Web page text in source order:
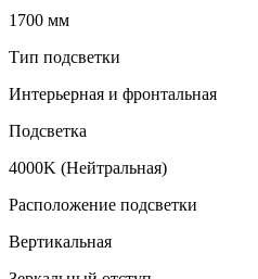
1700 мм
Тип подсветки
Интерьерная и фронтальная
Подсветка
4000K (Нейтральная)
Расположение подсветки
Вертикальная